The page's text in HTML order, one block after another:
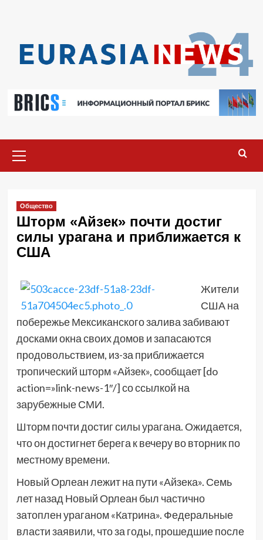
меню
Общество
Шторм «Айзек» почти достиг
силы урагана и приближается к
США
Жители
США на
побережье Мексиканского залива забивают
досками окна своих домов и запасаются
продовольствием, из-за приближается
тропический шторм «Айзек», сообщает [do
action=»link-news-1″/] со ссылкой на
зарубежные СМИ.
Шторм почти достиг силы урагана. Ожидается,
что он достигнет берега к вечеру во вторник по
местному времени.
Новый Орлеан лежит на пути «Айзека». Семь
лет назад Новый Орлеан был частично
затоплен ураганом «Катрина». Федеральные
власти заявили, что за годы, прошедшие после